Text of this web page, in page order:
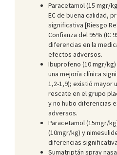
Paracetamol (15 mgr/
EC de buena calidad,
significativa [Riesgo
Confianza del 95% (IC
diferencias en la
efectos adversos.
Ibuprofeno (10 mgr/
una mejoría clínica
1,2-1,9); existió mayor
rescate en el grupo
y no hubo diferencias
adversos.
Paracetamol (15mgr/
(10mgr/kg) y
diferencias
Sumatriptán spray